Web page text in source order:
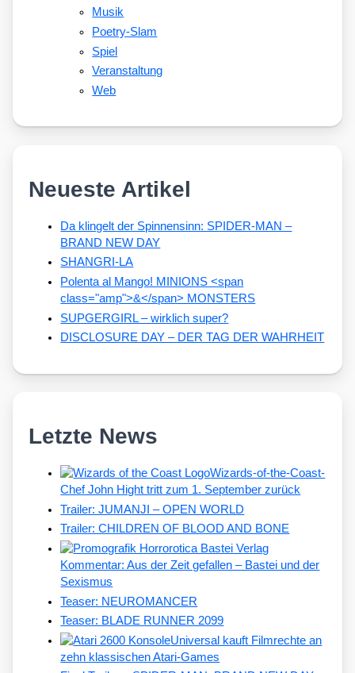
Musik
Poetry-Slam
Spiel
Veranstaltung
Web
Neueste Artikel
Da klingelt der Spinnensinn: SPIDER-MAN –
BRAND NEW DAY
SHANGRI-LA
Polenta al Mango! MINIONS <span
class="amp">&</span> MONSTERS
SUPGERGIRL – wirklich super?
DISCLOSURE DAY – DER TAG DER WAHRHEIT
Letzte News
Wizards-of-the-Coast-
Chef John Hight tritt zum 1. September zurück
Trailer: JUMANJI – OPEN WORLD
Trailer: CHILDREN OF BLOOD AND BONE
Kommentar: Aus der Zeit gefallen – Bastei und der
Sexismus
Teaser: NEUROMANCER
Teaser: BLADE RUNNER 2099
Universal kauft Filmrechte an
zehn klassischen Atari-Games